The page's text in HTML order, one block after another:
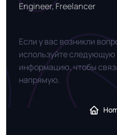
Engineer, Freelancer
Если у вас возникли
используйте следующую
информацию, чтобы
напрямую.